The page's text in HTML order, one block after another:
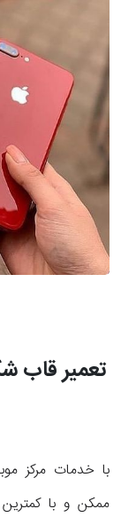
با خدمات مرکز